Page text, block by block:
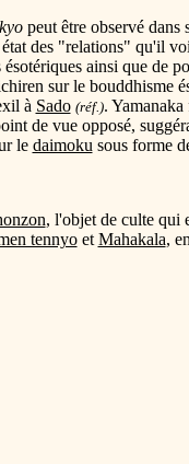
peut être observé dans
des "relations" qu'il
ainsi que de
sur le bouddhisme
à Sado (réf.).
de vue opposé,
le daimoku sous forme
, l'objet de culte qui
tennyoet Mahakala,